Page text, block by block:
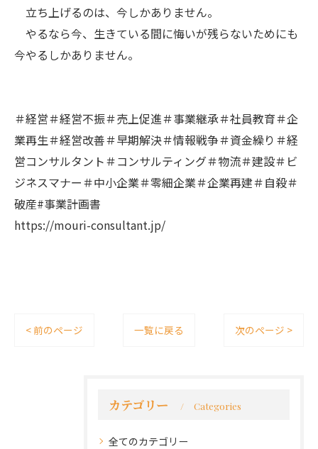
立ち上げるのは、今しかありません。
やるなら今、生きている間に悔いが残らないためにも
今やるしかありません。
＃経営＃経営不振＃売上促進＃事業継承＃社員教育＃企
業再生＃経営改善＃早期解決＃情報戦争＃資金繰り＃経
営コンサルタント＃コンサルティング＃物流＃建設＃ビ
ジネスマナー＃中小企業＃零細企業＃企業再建＃自殺＃
破産#事業計画書
https://mouri-consultant.jp/
< 前のページ 一覧に戻る 次のページ >
カテゴリー Categories
全てのカテゴリー